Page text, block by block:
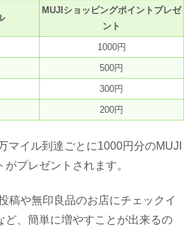
MUJIショッピングポイントプレゼ
ント
1000円
500円
300円
200円
マイル到達ごとに1000円分のMUJI
プレゼントされます。
稿や無印良品のお店にチェックイ
ど、簡単に増やすことが出来るの